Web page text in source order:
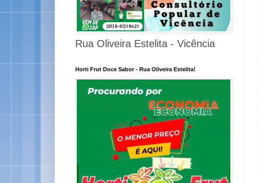
Rua Oliveira Estelita - Vicência
Horti Frut Doce Sabor - Rua Oliveira Estelita!